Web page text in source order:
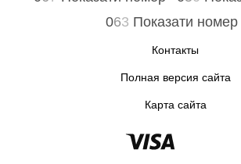
063 Показати номер
Контакты
Полная версия сайта
Карта сайта